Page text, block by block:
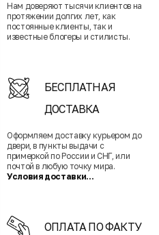
Нам доверяют тысячи клиентов на
протяжении долгих лет, как
постоянные клиенты, так и
известные блогеры и стилисты.
БЕСПЛАТНАЯ
ДОСТАВКА
Оформляем доставку курьером до
двери, в пункты выдачи с
примеркой по России и СНГ, или
почтой в любую точку мира.
Условия доставки...
ОПЛАТА ПО ФАКТУ